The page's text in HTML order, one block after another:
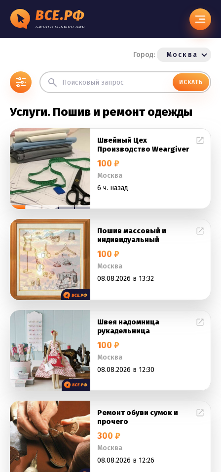
ВСЕ.РФ
БИЗНЕС ОБЪЯВЛЕНИЯ
Город: Москва
ИСКАТЬ
Услуги. Пошив и ремонт одежды
Швейный Цех
Производство Weargiver
100 ₽
Москва
6 ч. назад
Пошив массовый и
индивидуальный
100 ₽
Москва
08.08.2026 в 13:32
Швея надомница
рукадельница
100 ₽
Москва
08.08.2026 в 12:30
Ремонт обуви сумок и
прочего
300 ₽
Москва
08.08.2026 в 12:26